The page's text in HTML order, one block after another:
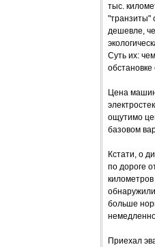
тыс.
"транзиты"
дешевле,
Суть их:
Цена
ощутимо
базовом
Кстати, о
по дороге
больше
Приехал